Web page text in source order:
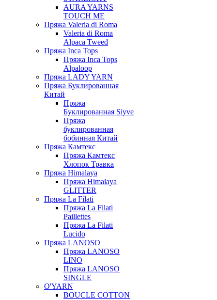
AURA YARNS
TOUCH ME
Пряжа Valeria di Roma
Valeria di Roma
Alpaca Tweed
Пряжа Inca Tops
Пряжа Inca Tops
Alpaloop
Пряжа LADY YARN
Пряжа Буклированная
Китай
Пряжа
Буклированная Siyve
Пряжа
буклированная
бобинная Китай
Пряжа Камтекс
Пряжа Камтекс
Хлопок Травка
Пряжа Himalaya
Пряжа Himalaya
GLITTER
Пряжа La Filati
Пряжа La Filati
Paillettes
Пряжа La Filati
Lucido
Пряжа LANOSO
Пряжа LANOSO
LINO
Пряжа LANOSO
SINGLE
O'YARN
BOUCLE COTTON